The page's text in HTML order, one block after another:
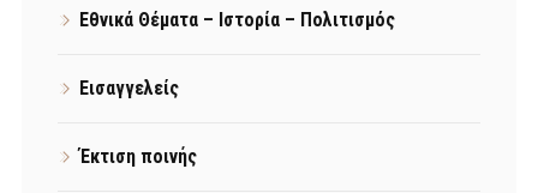
Εθνικά Θέματα – Ιστορία – Πολιτισμός
Εισαγγελείς
Έκτιση ποινής